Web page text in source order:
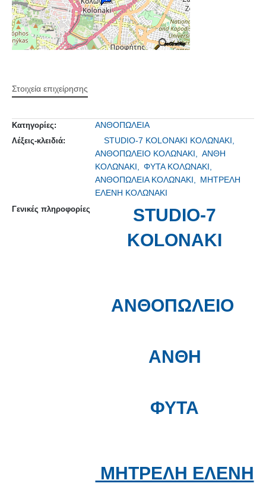
Στοιχεία επιχείρησης
Κατηγορίες: ΑΝΘΟΠΩΛΕΙΑ
Λέξεις-κλειδιά:
STUDIO-7 KOLONAKI ΚΟΛΩΝΑΚΙ,
ΑΝΘΟΠΩΛΕΙΟ ΚΟΛΩΝΑΚΙ,
ΑΝΘΗ
ΚΟΛΩΝΑΚΙ,
ΦΥΤΑ ΚΟΛΩΝΑΚΙ,
ΑΝΘΟΠΩΛΕΙΑ ΚΟΛΩΝΑΚΙ,
ΜΗΤΡΕΛΗ
ΕΛΕΝΗ ΚΟΛΩΝΑΚΙ
Γενικές πληροφορίες
STUDIO-7
KOLONAKI
ΑΝΘΟΠΩΛΕΙΟ
ΑΝΘΗ
ΦΥΤΑ
ΜΗΤΡΕΛΗ ΕΛΕΝΗ